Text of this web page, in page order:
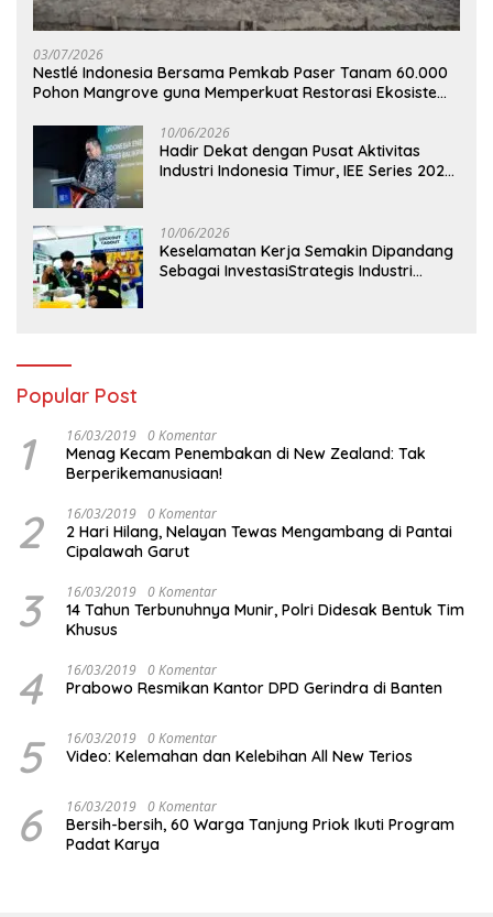
03/07/2026
Nestlé Indonesia Bersama Pemkab Paser Tanam 60.000
Pohon Mangrove guna Memperkuat Restorasi Ekosistem
10/06/2026
Hadir Dekat dengan Pusat Aktivitas
Industri Indonesia Timur, IEE Series 2026
10/06/2026
Keselamatan Kerja Semakin Dipandang
Sebagai InvestasiStrategis Industri
Popular Post
1 16/03/2019 0 Komentar
Menag Kecam Penembakan di New Zealand: Tak
Berperikemanusiaan!
2 16/03/2019 0 Komentar
2 Hari Hilang, Nelayan Tewas Mengambang di Pantai
Cipalawah Garut
3 16/03/2019 0 Komentar
14 Tahun Terbunuhnya Munir, Polri Didesak Bentuk Tim
Khusus
4 16/03/2019 0 Komentar
Prabowo Resmikan Kantor DPD Gerindra di Banten
5 16/03/2019 0 Komentar
Video: Kelemahan dan Kelebihan All New Terios
6 16/03/2019 0 Komentar
Bersih-bersih, 60 Warga Tanjung Priok Ikuti Program
Padat Karya